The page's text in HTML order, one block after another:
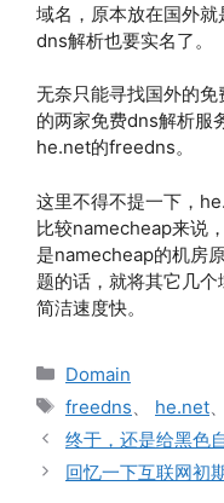
域名，原本放在国外就
dns解析也要实名了。
无奈只能寻找国外的
的两家免费dns解析服
he.net的freedns。
这里不得不提一下，
比较namecheap来说
是namecheap的机房
题的话，就将其它几
简洁速度快。
分
类
Domain
标
签
freedns he.net
终于，还是给黑色
回忆一下互联网初